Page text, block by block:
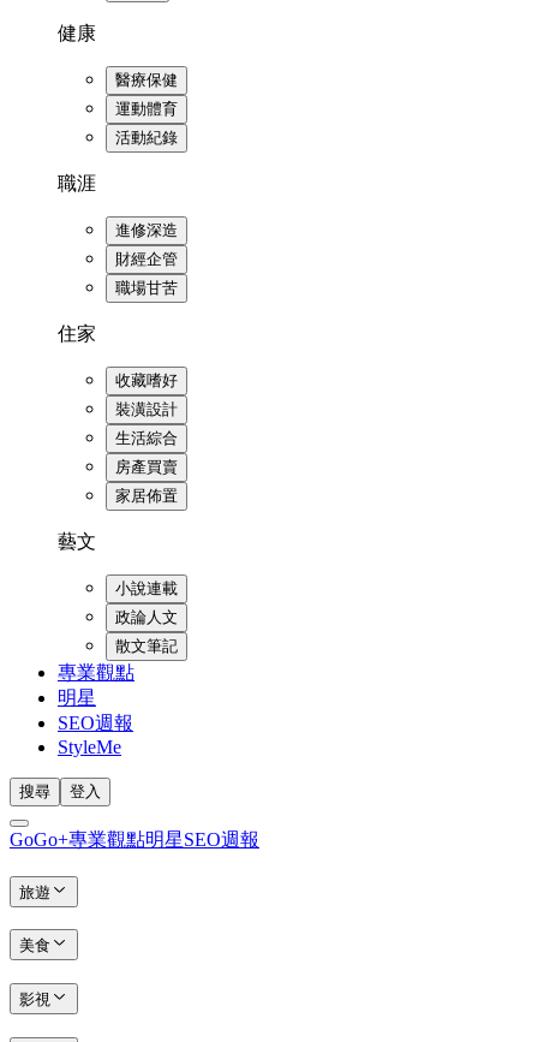
健康
醫療保健
運動體育
活動紀錄
職涯
進修深造
財經企管
職場甘苦
住家
收藏嗜好
裝潢設計
生活綜合
房產買賣
家居佈置
藝文
小說連載
政論人文
散文筆記
專業觀點
明星
SEO週報
StyleMe
搜尋 登入
GoGo+專業觀點明星SEO週報
旅遊
美食
影視